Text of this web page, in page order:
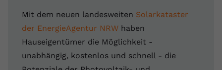
Mit dem neuen landesweiten Solarkataster
der EnergieAgentur NRW haben
Hauseigentümer die Möglichkeit -
unabhängig, kostenlos und schnell - die